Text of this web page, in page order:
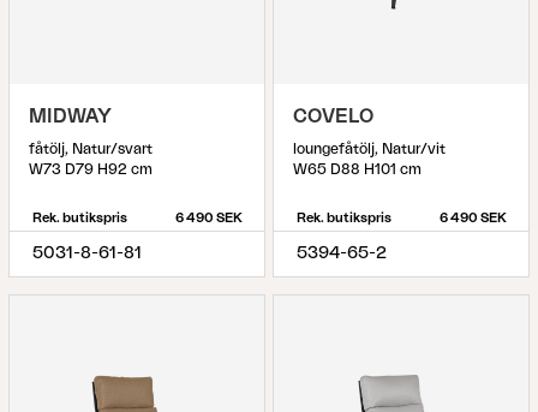
MIDWAY
fåtölj, Natur/svart
W73 D79 H92 cm
Rek. butikspris 6 490 SEK
5031-8-61-81
COVELO
loungefåtölj, Natur/vit
W65 D88 H101 cm
Rek. butikspris 6 490 SEK
5394-65-2